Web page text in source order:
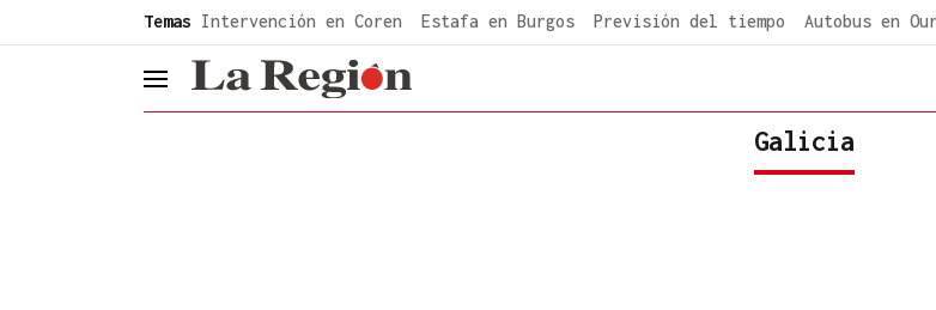
Temas Intervención en Coren Estafa en Burgos Previsión del tiempo Autobus en
header.menu.open
Galicia